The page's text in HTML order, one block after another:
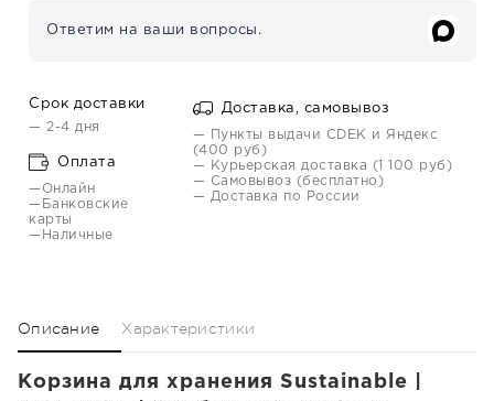
Ответим на ваши вопросы.
Срок доставки
— 2-4 дня
Оплата
—Онлайн
—Банковские
карты
—Наличные
Доставка, самовывоз
— Пункты выдачи CDEK и Яндекс
(400 руб)
— Курьерская доставка (1 100 руб)
— Самовывоз (бесплатно)
— Доставка по России
Описание Характеристики
Корзина для хранения Sustainable |